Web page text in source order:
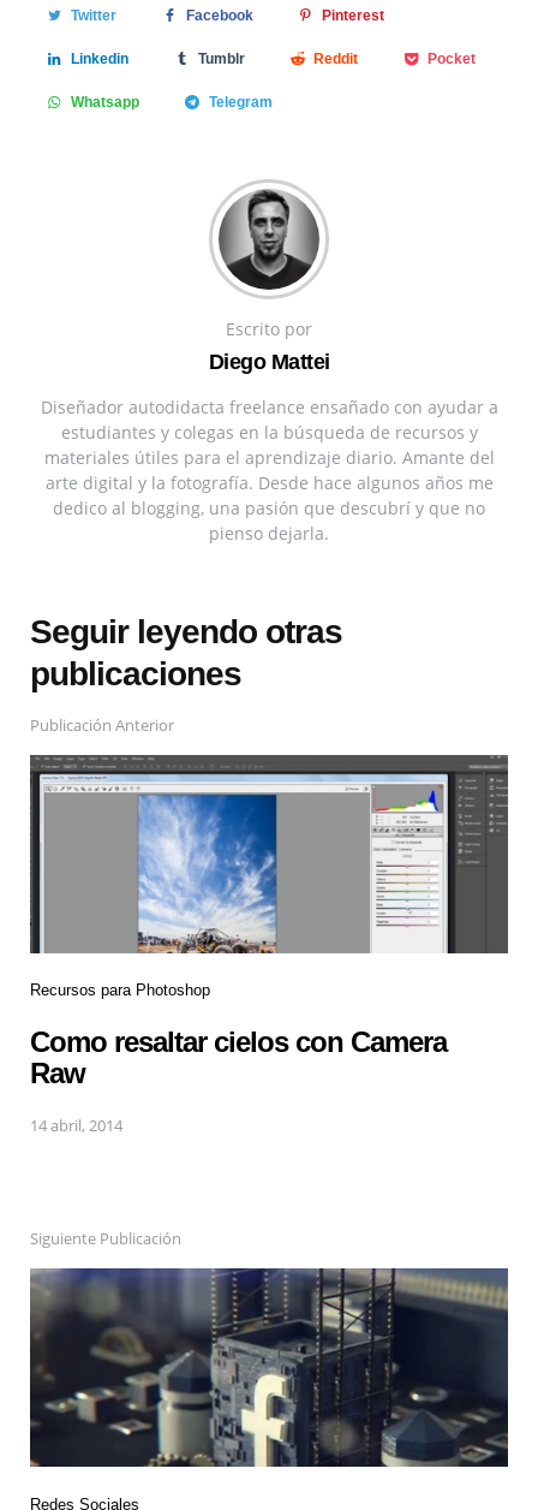
Twitter Facebook Pinterest
Linkedin Tumblr Reddit Pocket
Whatsapp Telegram
Escrito por
Diego Mattei
Diseñador autodidacta freelance ensañado con ayudar a
estudiantes y colegas en la búsqueda de recursos y
materiales útiles para el aprendizaje diario. Amante del
arte digital y la fotografía. Desde hace algunos años me
dedico al blogging, una pasión que descubrí y que no
pienso dejarla.
Seguir leyendo otras
publicaciones
Publicación Anterior
Recursos para Photoshop
Como resaltar cielos con Camera
Raw
14 abril, 2014
Siguiente Publicación
Redes Sociales